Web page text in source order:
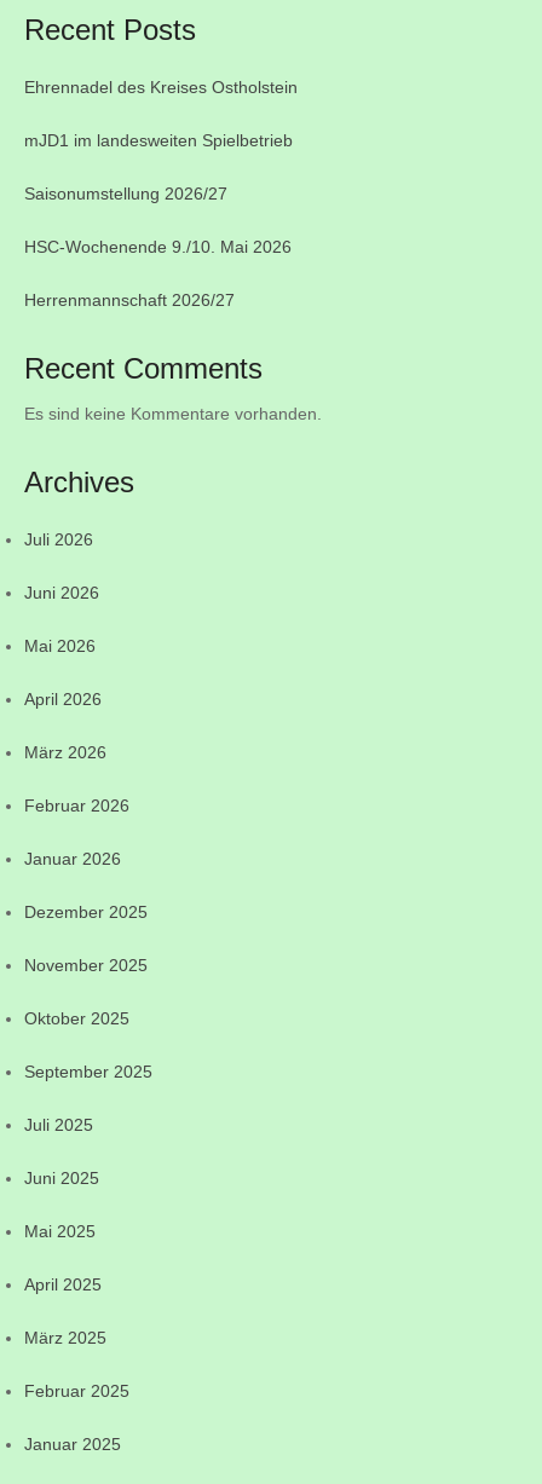
Recent Posts
Ehrennadel des Kreises Ostholstein
mJD1 im landesweiten Spielbetrieb
Saisonumstellung 2026/27
HSC-Wochenende 9./10. Mai 2026
Herrenmannschaft 2026/27
Recent Comments
Es sind keine Kommentare vorhanden.
Archives
Juli 2026
Juni 2026
Mai 2026
April 2026
März 2026
Februar 2026
Januar 2026
Dezember 2025
November 2025
Oktober 2025
September 2025
Juli 2025
Juni 2025
Mai 2025
April 2025
März 2025
Februar 2025
Januar 2025